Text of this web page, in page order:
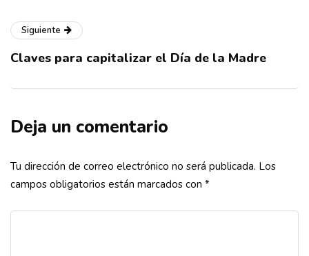
Siguiente
Claves para capitalizar el Día de la Madre
Deja un comentario
Tu dirección de correo electrónico no será publicada. Los
campos obligatorios están marcados con *